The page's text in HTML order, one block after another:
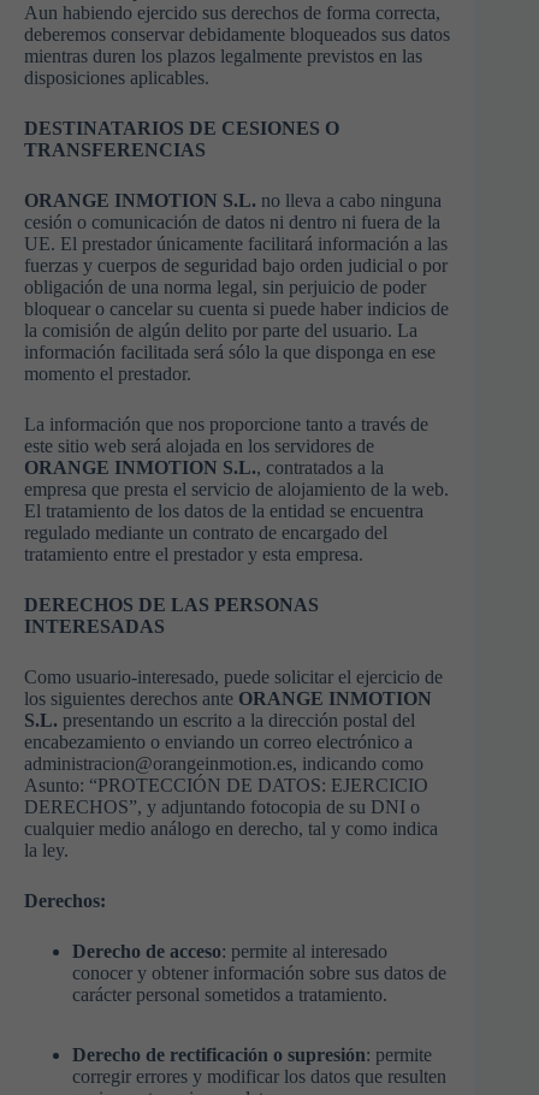
Aun habiendo ejercido sus derechos de forma correcta,
deberemos conservar debidamente bloqueados sus datos
mientras duren los plazos legalmente previstos en las
disposiciones aplicables.
DESTINATARIOS DE CESIONES O
TRANSFERENCIAS
ORANGE INMOTION S.L. no lleva a cabo ninguna
cesión o comunicación de datos ni dentro ni fuera de la
UE. El prestador únicamente facilitará información a las
fuerzas y cuerpos de seguridad bajo orden judicial o por
obligación de una norma legal, sin perjuicio de poder
bloquear o cancelar su cuenta si puede haber indicios de
la comisión de algún delito por parte del usuario. La
información facilitada será sólo la que disponga en ese
momento el prestador.
La información que nos proporcione tanto a través de
este sitio web será alojada en los servidores de
ORANGE INMOTION S.L., contratados a la
empresa que presta el servicio de alojamiento de la web.
El tratamiento de los datos de la entidad se encuentra
regulado mediante un contrato de encargado del
tratamiento entre el prestador y esta empresa.
DERECHOS DE LAS PERSONAS
INTERESADAS
Como usuario-interesado, puede solicitar el ejercicio de
los siguientes derechos ante ORANGE INMOTION
S.L. presentando un escrito a la dirección postal del
encabezamiento o enviando un correo electrónico a
administracion@orangeinmotion.es, indicando como
Asunto: “PROTECCIÓN DE DATOS: EJERCICIO
DERECHOS”, y adjuntando fotocopia de su DNI o
cualquier medio análogo en derecho, tal y como indica
la ley.
Derechos:
Derecho de acceso: permite al interesado
conocer y obtener información sobre sus datos de
carácter personal sometidos a tratamiento.
Derecho de rectificación o supresión: permite
corregir errores y modificar los datos que resulten